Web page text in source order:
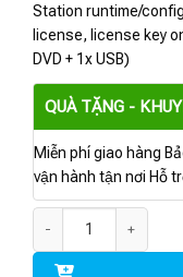
Station runtime/
license, license key
DVD + 1x USB)
QUÀ TẶNG -
Miễn phí giao hàng
vận hành tận nơi Hỗ